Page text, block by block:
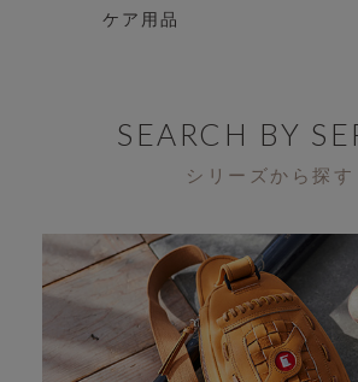
ケア用品
SEARCH BY
シリーズから探す